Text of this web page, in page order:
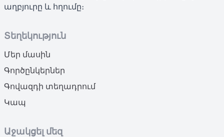
աղբյուրը և հղումը։
Տեղեկություն
Մեր մասին
Գործընկերներ
Գովազդի տեղադրում
Կապ
Աջակցել մեզ